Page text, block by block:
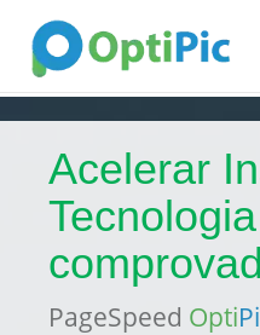
Acelerar
Tecnologia
PageSpeed Opti